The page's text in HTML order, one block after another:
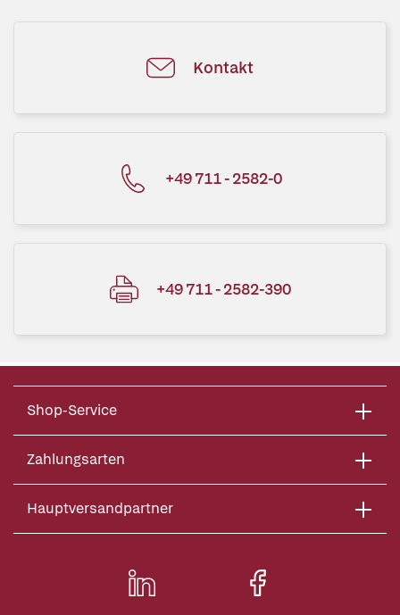
Kontakt
+49 711 - 2582-0
+49 711 - 2582-390
Shop-Service
Zahlungsarten
Hauptversandpartner